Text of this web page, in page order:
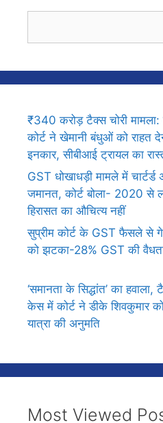
₹340 करोड़ टैक्स चोरी मामला:
कोर्ट ने खेमानी बंधुओं को राहत
इनकार, सीबीआई ट्रायल का
GST धोखाधड़ी मामले में
जमानत, कोर्ट बोला- 2020 से
हिरासत का औचित्य नहीं
सुप्रीम कोर्ट के GST फैसले से
को झटका-28% GST की
‘समानता के सिद्धांत’ का हवाला,
केस में कोर्ट ने डीके शिवकुमार
यात्रा की अनुमति
Most Viewed